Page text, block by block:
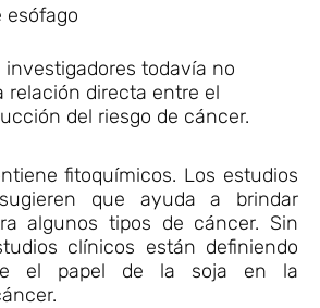
esófago
investigadores todavía no
relación directa entre el
del riesgo de cáncer.
fitoquímicos. Los estudios
que ayuda a brindar
algunos tipos de cáncer. Sin
clínicos están definiendo
el papel de la soja en la